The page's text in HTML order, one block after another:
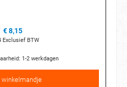
€ 8,15
Exclusief BTW
1-2 werkdagen
winkelmandje